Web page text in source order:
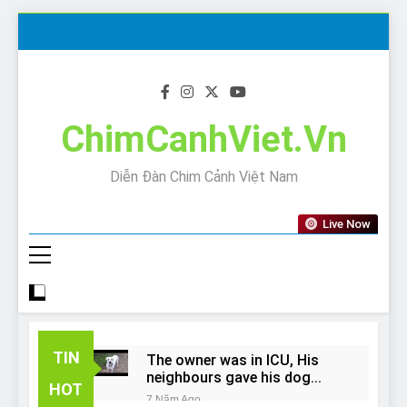
ChimCanhViet.Vn
Diễn Đàn Chim Cảnh Việt Nam
Live Now
TIN
HOT
The owner was in ICU, His
neighbours gave his dog
away!
7 Năm Ago